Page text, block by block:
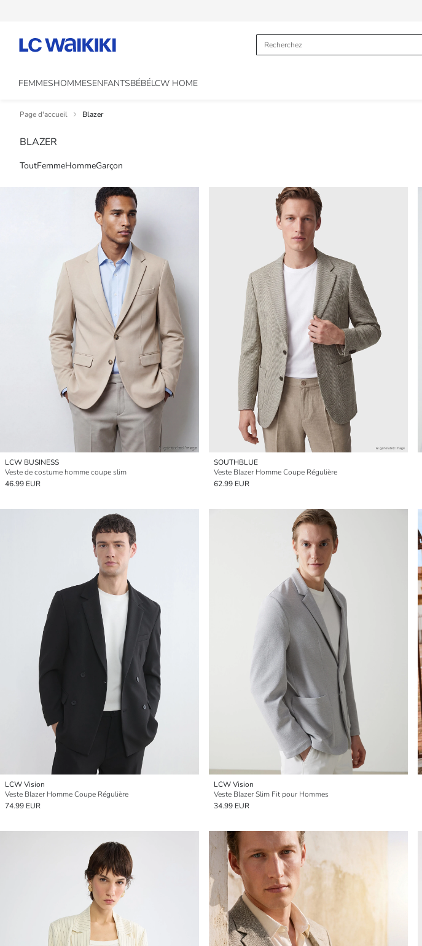
FEMMESHOMMESENFANTSBÉBÉLCW HOME
Page d'accueil Blazer
BLAZER
ToutFemmeHommeGarçon
LCW BUSINESS
Veste de costume homme coupe slim
46.99 EUR
SOUTHBLUE
Veste Blazer Homme Coupe Régulière
62.99 EUR
LCW Vision
Veste Blazer Homme Coupe Régulière
74.99 EUR
LCW Vision
Veste Blazer Slim Fit pour Hommes
34.99 EUR